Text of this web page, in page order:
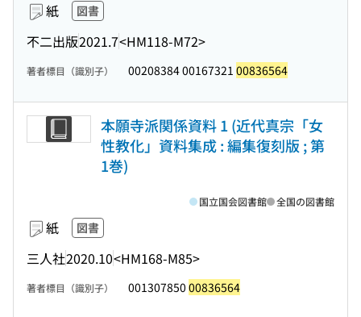
紙 図書
不二出版2021.7<HM118-M72>
著者標目（識別子） 00208384 00167321 00836564
本願寺派関係資料 1 (近代真宗「女
性教化」資料集成 : 編集復刻版 ; 第
1巻)
紙 図書
三人社2020.10<HM168-M85>
国立国会図書館 全国の図書館
著者標目（識別子） 001307850 00836564